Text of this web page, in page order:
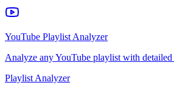
YouTube Playlist Analyzer
Analyze any YouTube playlist with detailed
Playlist Analyzer